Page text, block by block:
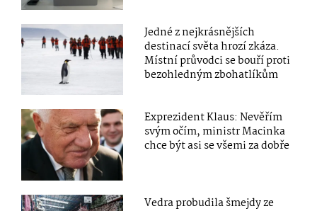
Jedné z nejkrásnějších
destinací světa hrozí zkáza.
Místní průvodci se bouří proti
bezohledným zbohatlíkům
Exprezident Klaus: Nevěřím
svým očím, ministr Macinka
chce být asi se všemi za dobře
Vedra probudila šmejdy ze